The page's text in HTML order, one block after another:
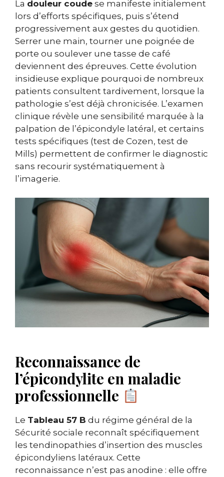
La douleur coude se manifeste initialement
lors d’efforts spécifiques, puis s’étend
progressivement aux gestes du quotidien.
Serrer une main, tourner une poignée de
porte ou soulever une tasse de café
deviennent des épreuves. Cette évolution
insidieuse explique pourquoi de nombreux
patients consultent tardivement, lorsque la
pathologie s’est déjà chronicisée. L’examen
clinique révèle une sensibilité marquée à la
palpation de l’épicondyle latéral, et certains
tests spécifiques (test de Cozen, test de
Mills) permettent de confirmer le diagnostic
sans recourir systématiquement à
l’imagerie.
Reconnaissance de
l’épicondylite en maladie
professionnelle
Le Tableau 57 B du régime général de la
Sécurité sociale reconnaît spécifiquement
les tendinopathies d’insertion des muscles
épicondyliens latéraux. Cette
reconnaissance n’est pas anodine : elle offre